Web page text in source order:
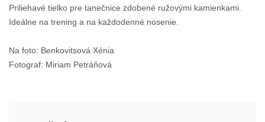
Priliehavé tielko pre tanečnice zdobené ružovými kamienkami.
Ideálne na trening a na každodenné nosenie.
Na foto: Benkovitsová Xénia
Fotograf: Miriam Petráňová